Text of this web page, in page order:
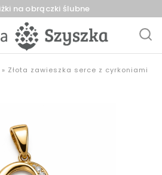
na obrączki ślubne
» Złota zawieszka serce z cyrkoniami